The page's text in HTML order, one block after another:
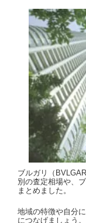
ブルガリ（
別の査定相場や、
まとめました。
地域の特徴や自分
につなげましょう。